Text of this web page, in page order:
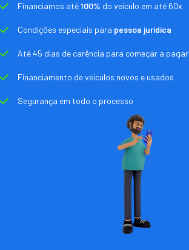
Financiamos até100% do veículo em até 60x
Condições especiais para pessoa jurídica
Até 45 dias de carência para começar a pagar
Financiamento de veículos novos e usados
Segurança em todo o processo